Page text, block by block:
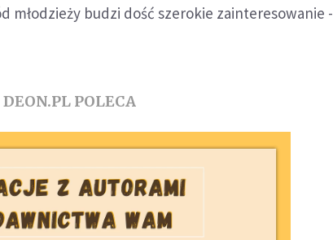
młodzieży budzi dość szerokie zainteresowanie -
DEON.PL POLECA